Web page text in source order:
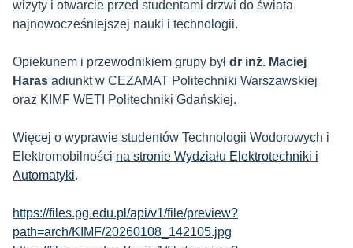
wizyty i otwarcie przed studentami drzwi do świata
najnowocześniejszej nauki i technologii.
Opiekunem i przewodnikiem grupy był dr inż. Maciej
Haras adiunkt w CEZAMAT Politechniki Warszawskiej
oraz KIMF WETI Politechniki Gdańskiej.
Więcej o wyprawie studentów Technologii Wodorowych i
Elektromobilności na stronie Wydziału Elektrotechniki i
Automatyki.
https://files.pg.edu.pl/api/v1/file/preview?
path=arch/KIMF/20260108_142105.jpg